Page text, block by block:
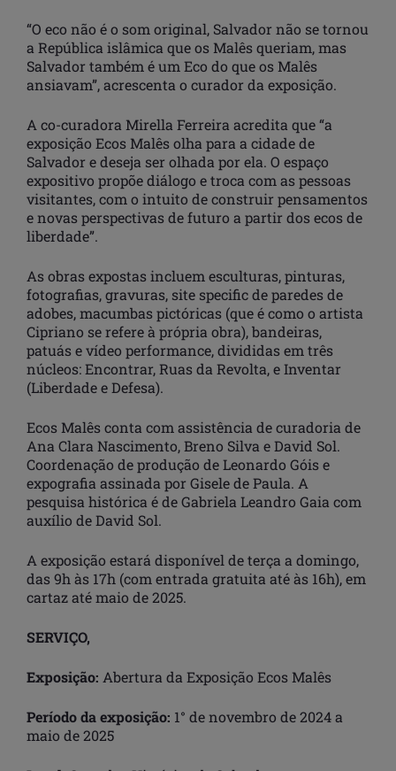
“O eco não é o som original, Salvador não se tornou
a República islâmica que os Malês queriam, mas
Salvador também é um Eco do que os Malês
ansiavam”, acrescenta o curador da exposição.
A co-curadora Mirella Ferreira acredita que “a
exposição Ecos Malês olha para a cidade de
Salvador e deseja ser olhada por ela. O espaço
expositivo propõe diálogo e troca com as pessoas
visitantes, com o intuito de construir pensamentos
e novas perspectivas de futuro a partir dos ecos de
liberdade”.
As obras expostas incluem esculturas, pinturas,
fotografias, gravuras, site specific de paredes de
adobes, macumbas pictóricas (que é como o artista
Cipriano se refere à própria obra), bandeiras,
patuás e vídeo performance, divididas em três
núcleos: Encontrar, Ruas da Revolta, e Inventar
(Liberdade e Defesa).
Ecos Malês conta com assistência de curadoria de
Ana Clara Nascimento, Breno Silva e David Sol.
Coordenação de produção de Leonardo Góis e
expografia assinada por Gisele de Paula. A
pesquisa histórica é de Gabriela Leandro Gaia com
auxílio de David Sol.
A exposição estará disponível de terça a domingo,
das 9h às 17h (com entrada gratuita até às 16h), em
cartaz até maio de 2025.
SERVIÇO,
Exposição: Abertura da Exposição Ecos Malês
Período da exposição: 1° de novembro de 2024 a
maio de 2025